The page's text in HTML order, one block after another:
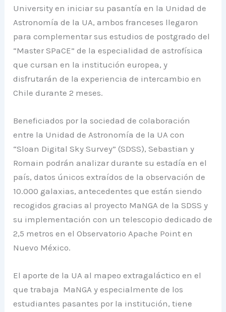
University en iniciar su pasantía en la Unidad de
Astronomía de la UA, ambos franceses llegaron
para complementar sus estudios de postgrado del
“Master SPaCE” de la especialidad de astrofísica
que cursan en la institución europea, y
disfrutarán de la experiencia de intercambio en
Chile durante 2 meses.
Beneficiados por la sociedad de colaboración
entre la Unidad de Astronomía de la UA con
“Sloan Digital Sky Survey” (SDSS), Sebastian y
Romain podrán analizar durante su estadía en el
país, datos únicos extraídos de la observación de
10.000 galaxias, antecedentes que están siendo
recogidos gracias al proyecto MaNGA de la SDSS y
su implementación con un telescopio dedicado de
2,5 metros en el Observatorio Apache Point en
Nuevo México.
El aporte de la UA al mapeo extragaláctico en el
que trabaja MaNGA y especialmente de los
estudiantes pasantes por la institución, tiene